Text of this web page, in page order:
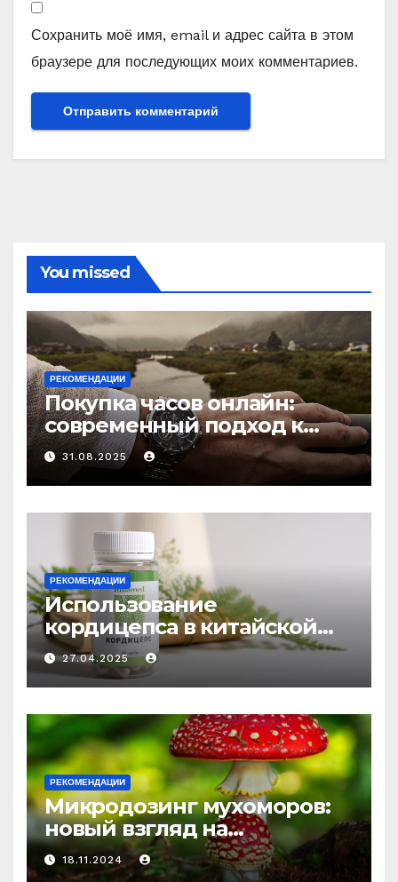
Сохранить моё имя, email и адрес сайта в этом
браузере для последующих моих комментариев.
You missed
РЕКОМЕНДАЦИИ
Покупка часов онлайн:
современный подход к
выбору аксессуаров
31.08.2025
РЕКОМЕНДАЦИИ
Использование
кордицепса в китайской
медицине: природное
средство против усталости
и истощения
27.04.2025
РЕКОМЕНДАЦИИ
Микродозинг мухоморов:
новый взгляд на
психоделику
18.11.2024